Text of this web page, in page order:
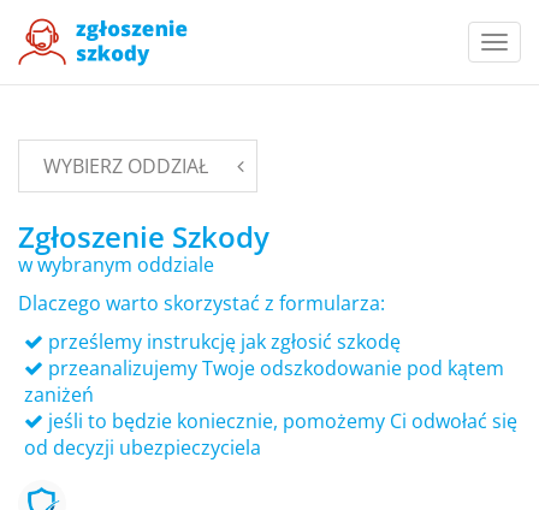
WYBIERZ ODDZIAŁ
Zgłoszenie Szkody
w wybranym oddziale
Dlaczego warto skorzystać z formularza:
prześlemy instrukcję jak zgłosić szkodę
przeanalizujemy Twoje odszkodowanie pod kątem
zaniżeń
jeśli to będzie koniecznie, pomożemy Ci odwołać się
od decyzji ubezpieczyciela